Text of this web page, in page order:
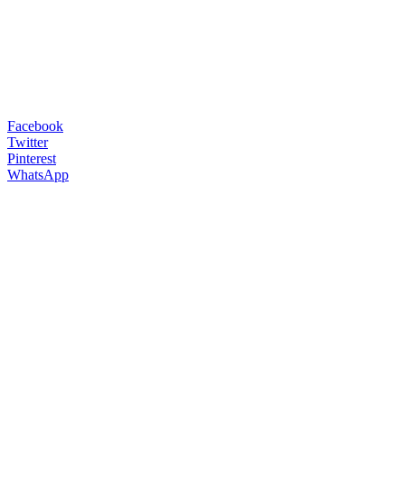
Facebook
Twitter
Pinterest
WhatsApp